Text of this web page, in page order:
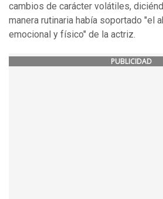
cambios de carácter volátiles,
manera rutinaria había soportado "el
emocional y físico" de la actriz.
PUBLICIDAD